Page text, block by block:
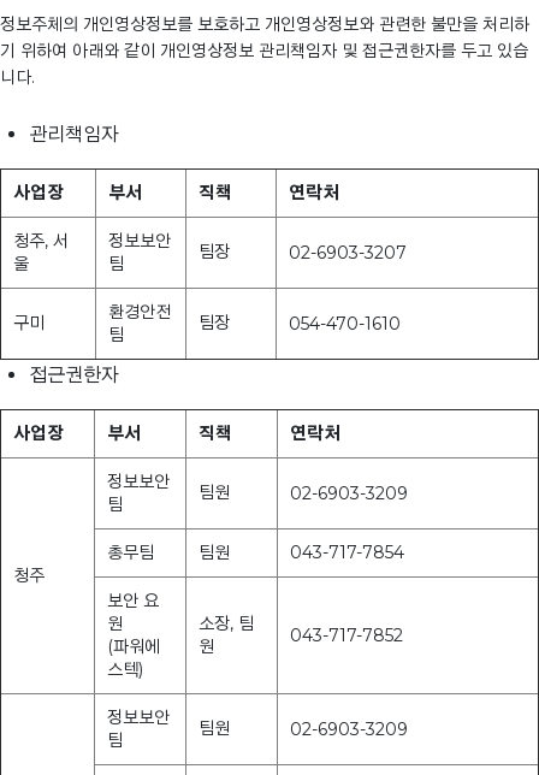
정보주체의 개인영상정보를 보호하고 개인영상정보와 관련한 불만을 처리하
기 위하여 아래와 같이 개인영상정보 관리책임자 및 접근권한자를 두고 있습
니다.
관리책임자
사업장 부서 직책 연락처
청주, 서
울
정보보안
팀
팀장 02-6903-3207
구미
환경안전
팀
팀장 054-470-1610
접근권한자
사업장 부서 직책 연락처
청주
정보보안
팀
팀원 02-6903-3209
총무팀 팀원 043-717-7854
보안 요
원
(파워에
스텍)
소장, 팀
원
043-717-7852
정보보안
팀
팀원 02-6903-3209